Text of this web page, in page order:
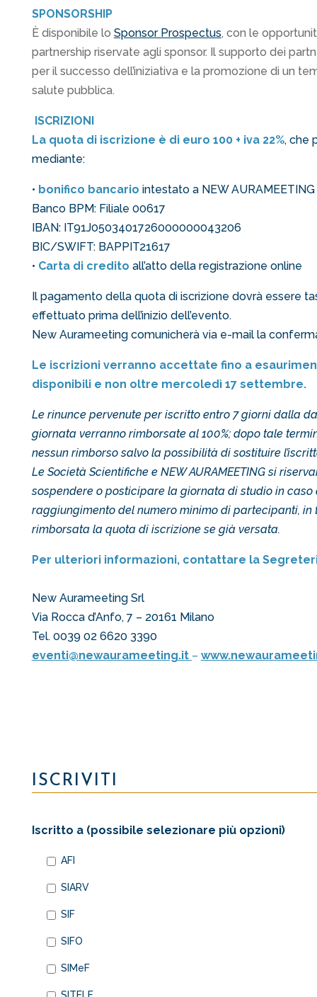
SPONSORSHIP
È disponibile lo Sponsor Prospectus, con le
partnership riservate agli sponsor. Il supporto dei
per il successo dell’iniziativa e la promozione di un
salute pubblica.
ISCRIZIONI
La quota di iscrizione è di euro 100 + iva 22%, che
mediante:
• bonifico bancario intestato a NEW AURAMEETING
Banco BPM: Filiale 00617
IBAN: IT91J0503401726000000043206
BIC/SWIFT: BAPPIT21617
• Carta di credito all’atto della registrazione online
Il pagamento della quota di iscrizione dovrà essere
effettuato prima dell’inizio dell’evento.
New Aurameeting comunicherà via e-mail la
Le iscrizioni verranno accettate fino a
disponibili e non oltre mercoledì 17 settembre.
Le rinunce pervenute per iscritto entro 7 giorni dalla
giornata verranno rimborsate al 100%; dopo tale
nessun rimborso salvo la possibilità di sostituire
Le Società Scientifiche e NEW AURAMEETING si
sospendere o posticipare la giornata di studio in caso
raggiungimento del numero minimo di partecipanti, in
rimborsata la quota di iscrizione se già versata.
Per ulteriori informazioni, contattare la
New Aurameeting Srl
Via Rocca d’Anfo, 7 – 20161 Milano
Tel. 0039 02 6620 3390
eventi@newaurameeting.it –
ISCRIVITI
Iscritto a (possibile selezionare più opzioni)
AFI
SIARV
SIF
SIFO
SIMeF
SITELF